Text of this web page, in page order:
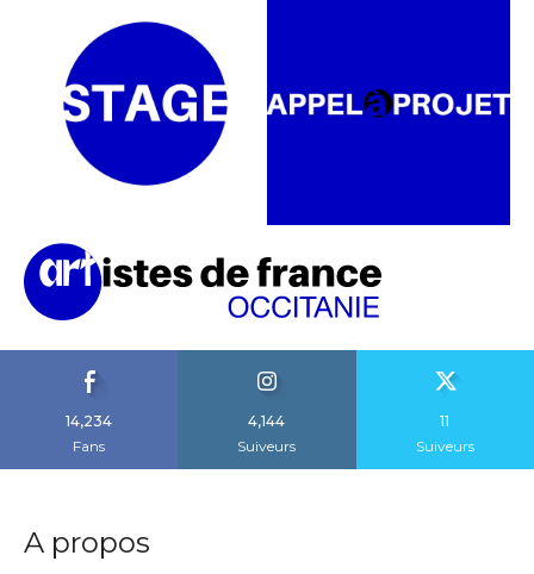
14,234
Fans
4,144
Suiveurs
11
Suiveurs
A propos